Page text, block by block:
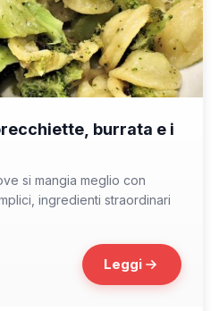
burrata e i
si mangia meglio con
ingredienti straordinari
Leggi